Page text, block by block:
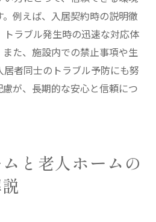
例えば、入居契約時の説明徹
ラブル発生時の迅速な対応体
た、施設内での禁止事項や生
者同士のトラブル予防にも努
が、長期的な安心と信頼につ
と老人ホームの